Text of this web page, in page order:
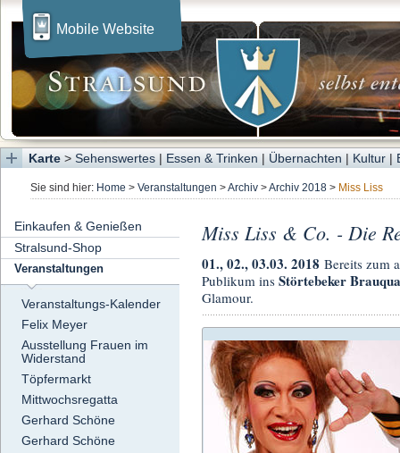
Mobile Website
Karte > Sehenswertes | Essen & Trinken | Übernachten | Kultur |
Sie sind hier: Home > Veranstaltungen >Archiv >Archiv 2018 > Miss Liss
Einkaufen & Genießen
Stralsund-Shop
Veranstaltungen
Veranstaltungs-Kalender
Felix Meyer
Ausstellung Frauen im
Widerstand
Töpfermarkt
Mittwochsregatta
Gerhard Schöne
Gerhard Schöne
Miss Liss & Co. - Die
01., 02., 03.03. 2018 Bereits zum
Publikum ins Störtebeker
Glamour.